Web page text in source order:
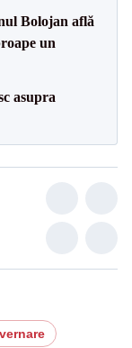
Bolojan află
un
asupra